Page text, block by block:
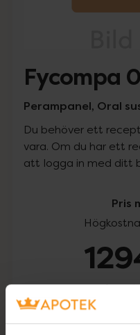
Fycompa
Perampanel, Oral
Du behöver ett
vara. Om du har ett
att logga in med ditt
Pris
I
Köp